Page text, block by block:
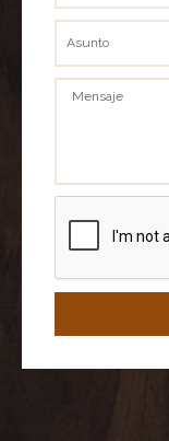
Mensaje